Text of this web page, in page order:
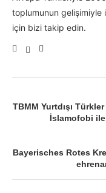
toplumunun gelişimiyle
için bizi takip edin.
TBMM Yurtdışı
İslamofobi
Bayerisches Rotes